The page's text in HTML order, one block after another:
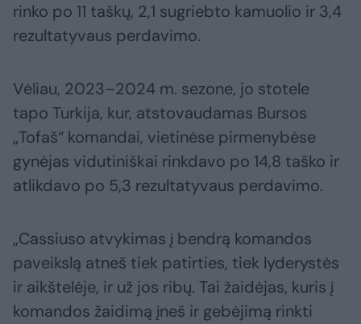
rinko po 11 taškų, 2,1 sugriebto kamuolio ir 3,4
rezultatyvaus perdavimo.
Vėliau, 2023–2024 m. sezone, jo stotele
tapo Turkija, kur, atstovaudamas Bursos
„Tofaš“ komandai, vietinėse pirmenybėse
gynėjas vidutiniškai rinkdavo po 14,8 taško ir
atlikdavo po 5,3 rezultatyvaus perdavimo.
„Cassiuso atvykimas į bendrą komandos
paveikslą atneš tiek patirties, tiek lyderystės
ir aikštelėje, ir už jos ribų. Tai žaidėjas, kuris į
komandos žaidimą įneš ir gebėjimą rinkti